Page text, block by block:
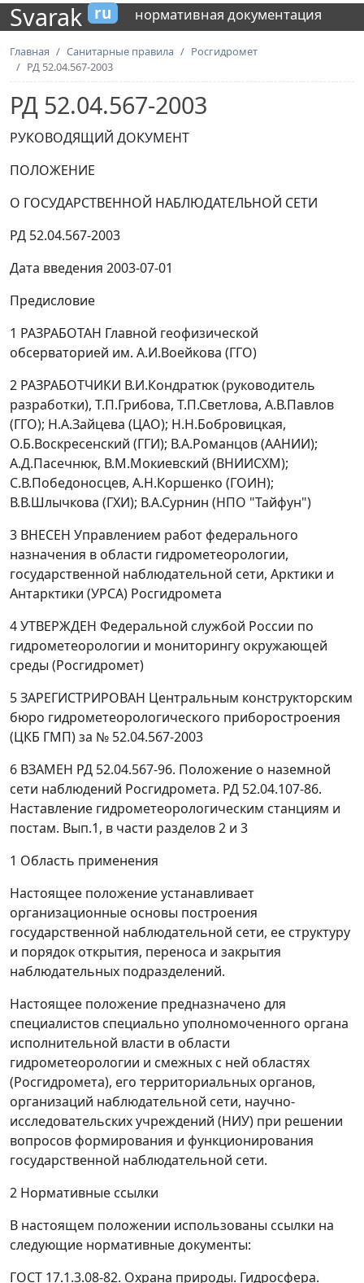
Svarak ru нормативная документация
Главная Санитарные правила
Росгидромет
РД 52.04.567-2003
РД 52.04.567-2003
РУКОВОДЯЩИЙ ДОКУМЕНТ
ПОЛОЖЕНИЕ
О ГОСУДАРСТВЕННОЙ НАБЛЮДАТЕЛЬНОЙ СЕТИ
РД 52.04.567-2003
Дата введения 2003-07-01
Предисловие
1 РАЗРАБОТАН Главной геофизической
обсерваторией им. А.И.Воейкова (ГГО)
2 РАЗРАБОТЧИКИ В.И.Кондратюк (руководитель
разработки), Т.П.Грибова, Т.П.Светлова, А.В.Павлов
(ГГО); Н.А.Зайцева (ЦАО); Н.Н.Бобровицкая,
О.Б.Воскресенский (ГГИ); В.А.Романцов (ААНИИ);
А.Д.Пасечнюк, В.М.Мокиевский (ВНИИСХМ);
С.В.Победоносцев, А.Н.Коршенко (ГОИН);
В.В.Шлычкова (ГХИ); В.А.Сурнин (НПО "Тайфун")
3 ВНЕСЕН Управлением работ федерального
назначения в области гидрометеорологии,
государственной наблюдательной сети, Арктики и
Антарктики (УРСА) Росгидромета
4 УТВЕРЖДЕН Федеральной службой России по
гидрометеорологии и мониторингу окружающей
среды (Росгидромет)
5 ЗАРЕГИСТРИРОВАН Центральным конструкторским
бюро гидрометеорологического приборостроения
(ЦКБ ГМП) за № 52.04.567-2003
6 ВЗАМЕН РД 52.04.567-96. Положение о наземной
сети наблюдений Росгидромета. РД 52.04.107-86.
Наставление гидрометеорологическим станциям и
постам. Вып.1, в части разделов 2 и 3
1 Область применения
Настоящее положение устанавливает
организационные основы построения
государственной наблюдательной сети, ее структуру
и порядок открытия, переноса и закрытия
наблюдательных подразделений.
Настоящее положение предназначено для
специалистов специально уполномоченного органа
исполнительной власти в области
гидрометеорологии и смежных с ней областях
(Росгидромета), его территориальных органов,
организаций наблюдательной сети, научно-
исследовательских учреждений (НИУ) при решении
вопросов формирования и функционирования
государственной наблюдательной сети.
2 Нормативные ссылки
В настоящем положении использованы ссылки на
следующие нормативные документы:
ГОСТ 17.1.3.08-82. Охрана природы. Гидросфера.